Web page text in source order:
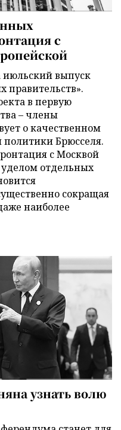
с
июльский выпуск
правительств».
в первую
– члены
о качественном
Брюсселя.
с Москвой
отдельных
сокращая
наиболее
узнать волю